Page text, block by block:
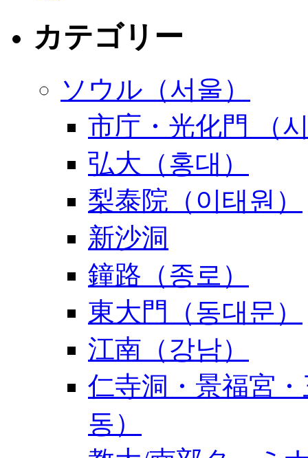
カテゴリー
ソウル（서울）
市庁・光化門 （
弘大（홍대）
梨泰院（이태원）
新沙洞
鐘路（종로）
東大門（동대문）
江南（강남）
仁寺洞・景福宮
동）